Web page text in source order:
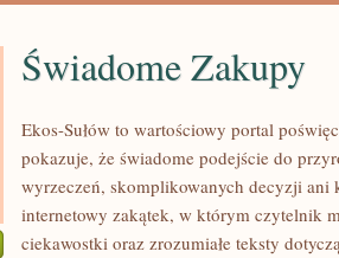
Świadome Zakupy
Ekos-Sułów to wartościowy portal
pokazuje, że świadome podejście do
wyrzeczeń, skomplikowanych decyzji ani
internetowy zakątek, w którym czytelnik
ciekawostki oraz zrozumiałe teksty